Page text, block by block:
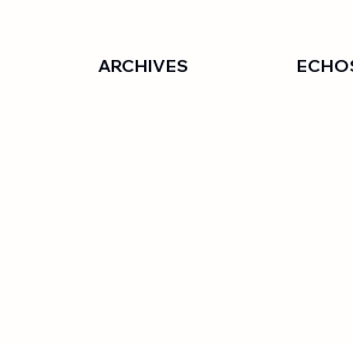
ARCHIVES